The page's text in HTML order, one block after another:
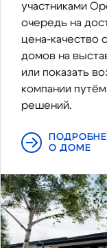
участниками
очередь на
цена-качество
домов на
или показать
компании
решений.
О ДОМЕ